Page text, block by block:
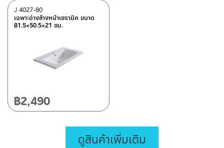
เฉพาะอ่างล้างหน้าเซรามิค ขนาด
81.5×50.5×21 ซม.
J 4027-80
฿2,490
ดูสินค้าเพิ่มเติม